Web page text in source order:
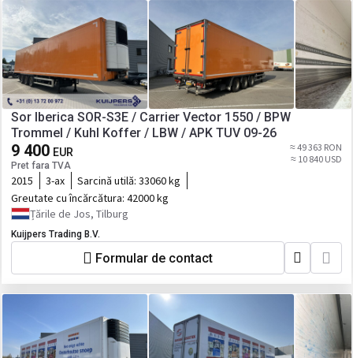
Sor Iberica SOR-S3E / Carrier Vector 1550 / BPW
Trommel / Kuhl Koffer / LBW / APK TUV 09-26
9 400 EUR
Pret fara TVA
≈ 49 363 RON
≈ 10 840 USD
2015 3-ax Sarcină utilă: 33060 kg
Greutate cu încărcătura: 42000 kg
Țările de Jos, Tilburg
Kuijpers Trading B.V.
Formular de contact